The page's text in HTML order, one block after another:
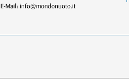
E-Mail: info@mondonuoto.it